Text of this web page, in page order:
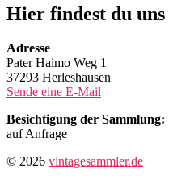
Hier findest du uns
Adresse
Pater Haimo Weg 1
37293 Herleshausen
Sende eine E-Mail
Besichtigung der Sammlung:
auf Anfrage
© 2026 vintagesammler.de